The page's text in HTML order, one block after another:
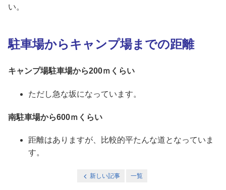
い。
駐車場からキャンプ場までの距離
キャンプ場駐車場から200ｍくらい
ただし急な坂になっています。
南駐車場から600ｍくらい
距離はありますが、比較的平たんな道となっていま
す。
新しい記事 一覧